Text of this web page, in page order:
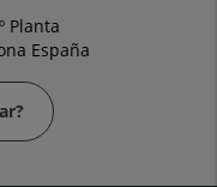
Planta
España